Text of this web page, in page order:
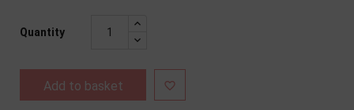
Quantity
Add to basket 